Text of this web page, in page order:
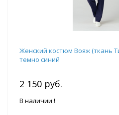
Женский костюм Вояж (ткань
темно синий
2 150 руб.
В наличии !